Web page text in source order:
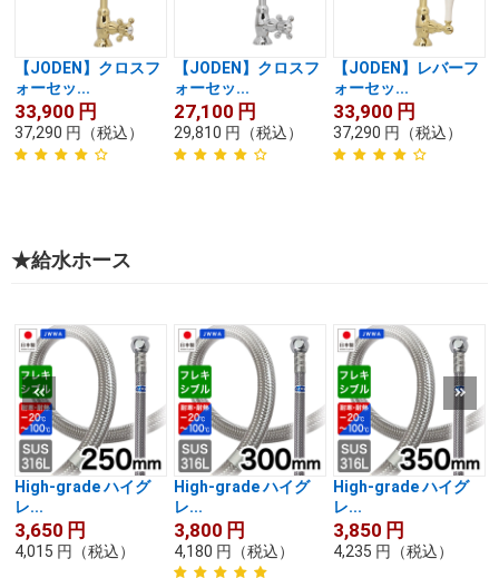
【JODEN】クロスフ
ォーセッ...
33,900 円
37,290 円 （税込）
【JODEN】クロスフ
ォーセッ...
27,100 円
29,810 円 （税込）
【JODEN】レバーフ
ォーセッ...
33,900 円
37,290 円 （税込）
★給水ホース
High-grade ハイグ
レ...
3,650 円
4,015 円 （税込）
High-grade ハイグ
レ...
3,800 円
4,180 円 （税込）
High-grade ハイグ
レ...
3,850 円
4,235 円 （税込）